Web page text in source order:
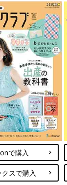
すすめですよ。
削除される場合
なる場合があり
のものです。
で購入
スで購入